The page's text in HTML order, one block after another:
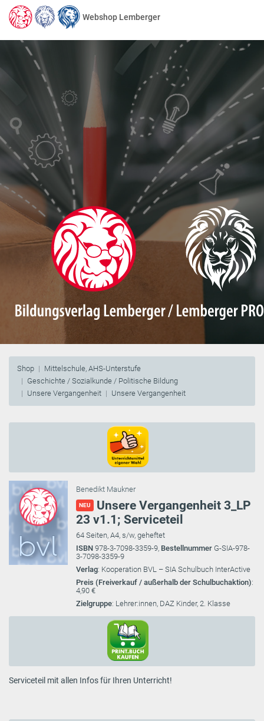
Webshop Lemberger
Shop
Mittelschule, AHS-Unterstufe
Geschichte / Sozialkunde / Politische Bildung
Unsere Vergangenheit
Unsere Vergangenheit
Benedikt Maukner
NEU
Unsere Vergangenheit 3_LP
23 v1.1; Serviceteil
64 Seiten, A4, s/w, geheftet
ISBN 978-3-7098-3359-9, Bestellnummer G-SIA-978-
3-7098-3359-9
Verlag: Kooperation BVL – SIA Schulbuch InterActive
Preis (Freiverkauf / außerhalb der Schulbuchaktion):
4,90 €
Zielgruppe: Lehrer:innen, DAZ Kinder, 2. Klasse
Serviceteil mit allen Infos für Ihren Unterricht!